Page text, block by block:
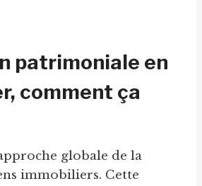
patrimoniale en
comment ça
globale de la
immobiliers. Cette